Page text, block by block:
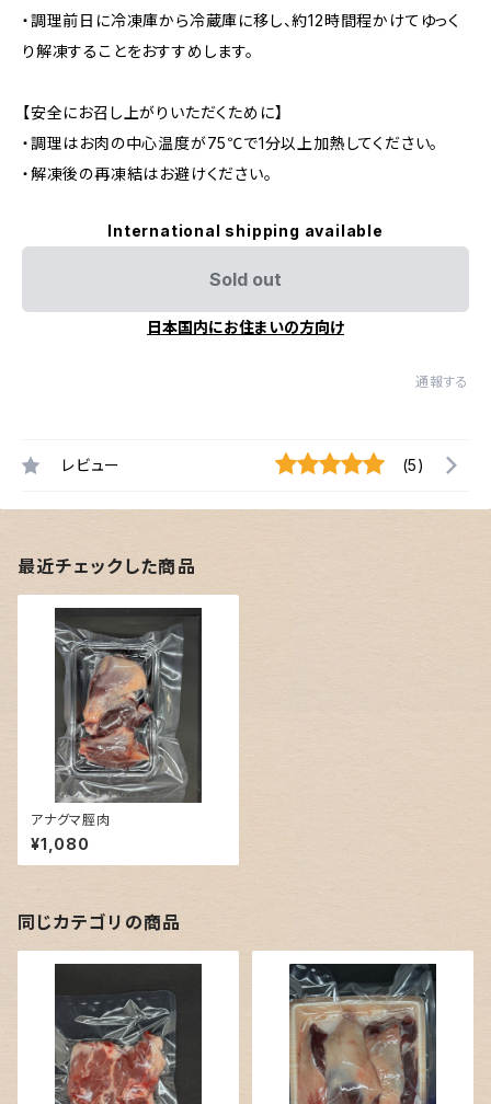
・調理前日に冷凍庫から冷蔵庫に移し、約12時間程かけてゆっく
り解凍することをおすすめします。
【安全にお召し上がりいただくために】
・調理はお肉の中心温度が75℃で1分以上加熱してください。
・解凍後の再凍結はお避けください。
International shipping available
Sold out
日本国内にお住まいの方向け
通報する
レビュー (5)
最近チェックした商品
アナグマ脛肉
¥1,080
同じカテゴリの商品